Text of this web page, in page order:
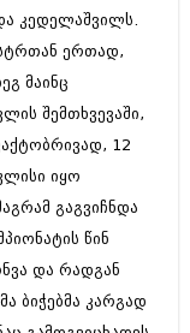
კედელაშვილს.
ერთად,
მაინც
შემთხვევაში,
12
იყო
გაგვიჩნდა
წინ
და რადგან
ბიჭებმა კარგად